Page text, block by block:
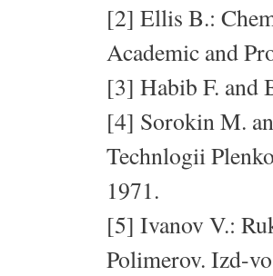
[2] Ellis B.:
Academic and
[3] Habib F. and
[4] Sorokin M.
Technlogii
1971.
[5] Ivanov V.:
Polimerov. Izd-